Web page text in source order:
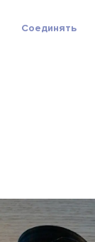
Соединять